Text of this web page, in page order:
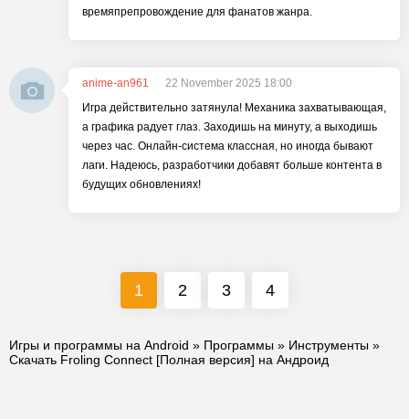
времяпрепровождение для фанатов жанра.
anime-an961
22 November 2025 18:00
Игра действительно затянула! Механика захватывающая,
а графика радует глаз. Заходишь на минуту, а выходишь
через час. Онлайн-система классная, но иногда бывают
лаги. Надеюсь, разработчики добавят больше контента в
будущих обновлениях!
1 2 3 4
Игры и программы на Android » Программы » Инструменты »
Скачать Froling Connect [Полная версия] на Андроид